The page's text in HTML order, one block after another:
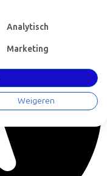
Analytisch
Marketing
Weigeren